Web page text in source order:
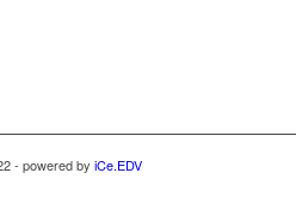
- powered by iCe.EDV